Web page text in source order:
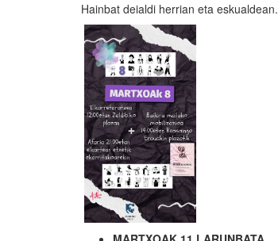
Hainbat deialdi herrian eta eskualdean.